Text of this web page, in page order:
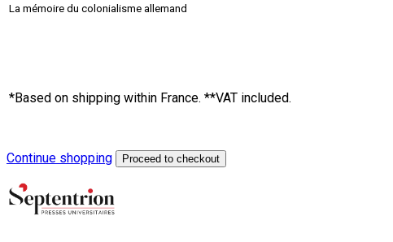
La mémoire du colonialisme allemand
*Based on shipping within France. **VAT included.
Continue shopping
Proceed to checkout